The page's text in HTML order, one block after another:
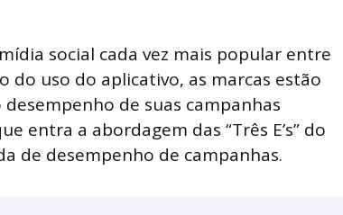
social cada vez mais popular entre
do uso do aplicativo, as marcas estão
de suas campanhas
entra a abordagem das “Três E’s” do
de desempenho de campanhas.